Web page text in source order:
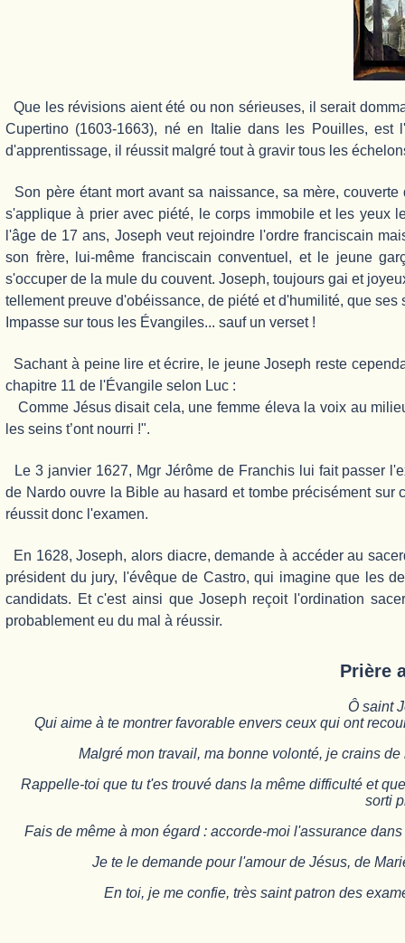
Que les révisions aient été ou non sérieuses, il serait
Cupertino (1603-1663), né en Italie dans les Pouilles, est
d'apprentissage, il réussit malgré tout à gravir tous les
Son père étant mort avant sa naissance, sa mère,
s'applique à prier avec piété, le corps immobile et les yeux
l'âge de 17 ans, Joseph veut rejoindre l'ordre franciscain
son frère, lui-même franciscain conventuel, et le jeune
s'occuper de la mule du couvent. Joseph, toujours gai et
tellement preuve d'obéissance, de piété et d'humilité, que
Impasse sur tous les Évangiles... sauf un verset !
Sachant à peine lire et écrire, le jeune Joseph reste
chapitre 11 de l'Évangile selon Luc :
Comme Jésus disait cela, une femme éleva la voix au
les seins t’ont nourri !".
Le 3 janvier 1627, Mgr Jérôme de Franchis lui fait passer
de Nardo ouvre la Bible au hasard et tombe précisément
réussit donc l'examen.
En 1628, Joseph, alors diacre, demande à accéder au
président du jury, l'évêque de Castro, qui imagine que les
candidats. Et c'est ainsi que Joseph reçoit l'ordination
probablement eu du mal à réussir.
Prière
Ô saint
Qui aime à te montrer favorable envers ceux qui ont
Malgré mon travail, ma bonne volonté, je crains
Rappelle-toi que tu t'es trouvé dans la même difficulté et
sorti
Fais de même à mon égard : accorde-moi l'assurance
Je te le demande pour l'amour de Jésus, de
En toi, je me confie, très saint patron des